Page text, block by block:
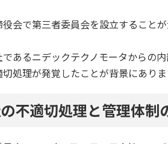
会で第三者委員会を設立すること
あるニデックテクノモータからの
処理が発覚したことが背景にありま
不適切処理と管理体制